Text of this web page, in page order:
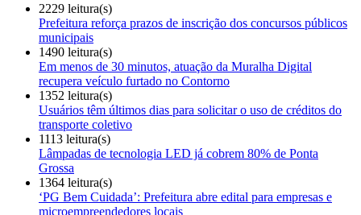
2229 leitura(s)
Prefeitura reforça prazos de inscrição dos concursos públicos
municipais
1490 leitura(s)
Em menos de 30 minutos, atuação da Muralha Digital
recupera veículo furtado no Contorno
1352 leitura(s)
Usuários têm últimos dias para solicitar o uso de créditos do
transporte coletivo
1113 leitura(s)
Lâmpadas de tecnologia LED já cobrem 80% de Ponta
Grossa
1364 leitura(s)
‘PG Bem Cuidada’: Prefeitura abre edital para empresas e
microempreendedores locais